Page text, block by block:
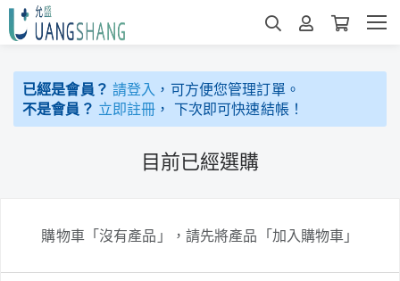
已經是會員？ 請登入 ，可方便您管理訂單。
不是會員？ 立即註冊 ， 下次即可快速結帳！
目前已經選購
購物車「沒有產品」，請先將產品「加入購物車」